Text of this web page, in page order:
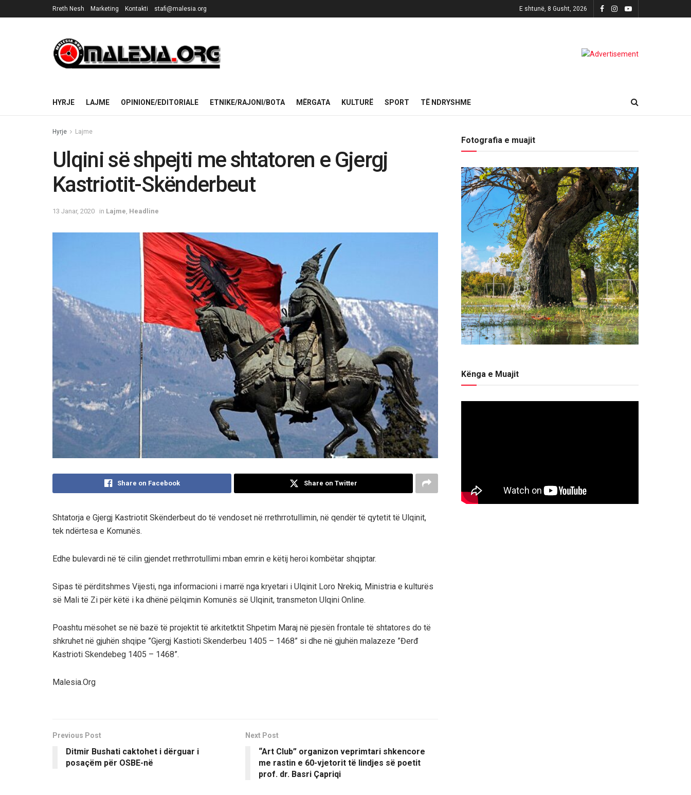
Rreth Nesh Marketing Kontakti stafi@malesia.org E shtunë, 8 Gusht, 2026
HYRJE LAJME OPINIONE/EDITORIALE ETNIKE/RAJONI/BOTA MËRGATA KULTURË SPORT TË NDRYSHME
Hyrje Lajme
Ulqini së shpejti me shtatoren e Gjergj
Kastriotit-Skënderbeut
13 Janar, 2020 in Lajme Headline
Share on Facebook Share on Twitter
Shtatorja e Gjergj Kastriotit Skënderbeut do të vendoset në rrethrrotullimin, në qendër të qytetit të Ulqinit,
tek ndërtesa e Komunës.
Edhe bulevardi në të cilin gjendet rrethrrotullimi mban emrin e këtij heroi kombëtar shqiptar.
Sipas të përditshmes Vijesti, nga informacioni i marrë nga kryetari i Ulqinit Loro Nrekiq, Ministria e kulturës
së Mali të Zi për këtë i ka dhënë pëlqimin Komunës së Ulqinit, transmeton Ulqini Online.
Poashtu mësohet se në bazë të projektit të arkitetktit Shpetim Maraj në pjesën frontale të shtatores do të
shkruhet në gjuhën shqipe ”Gjergj Kastioti Skenderbeu 1405 – 1468” si dhe në gjuhën malazeze ”Đerđ
Kastrioti Skendebeg 1405 – 1468”.
Malesia.Org
Previous Post
Ditmir Bushati caktohet i dërguar i
posaçëm për OSBE-në
Next Post
“Art Club” organizon veprimtari shkencore
me rastin e 60-vjetorit të lindjes së poetit
prof. dr. Basri Çapriqi
Fotografia e muajit
Kënga e Muajit